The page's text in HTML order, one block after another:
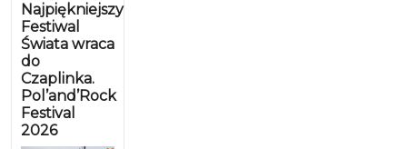
Najpiękniejszy
Festiwal
Świata wraca
do
Czaplinka.
Pol’and’Rock
Festival
2026